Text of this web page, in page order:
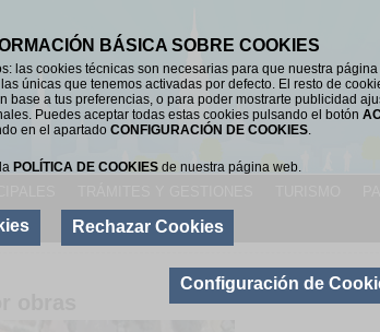
BÁSICA SOBRE COOKIES
las cookies técnicas son necesarias para que nuestra
únicas que tenemos activadas por defecto. El resto de
base a tus preferencias, o para poder mostrarte publicidad
Puedes aceptar todas estas cookies pulsando el botón
en el apartado CONFIGURACIÓN DE COOKIES.
POLÍTICA DE COOKIES de nuestra página web.
Rechazar Cookies
Configuración de
obras